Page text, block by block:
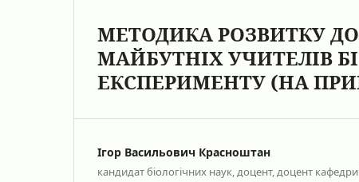
МЕТОДИКА РОЗВИТКУ
МАЙБУТНІХ УЧИТЕЛІВ
ЕКСПЕРИМЕНТУ (НА
Ігор Васильович Красноштан
кандидат біологічних наук, доцент, доцент кафедри